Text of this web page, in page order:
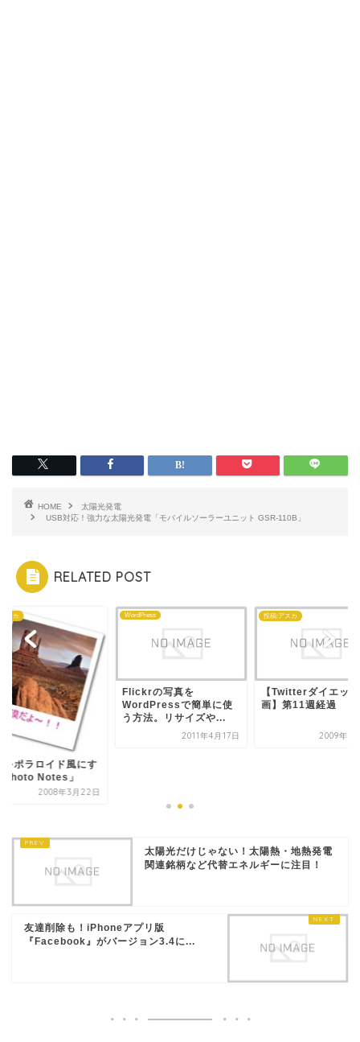
HOME
太陽光発電
USB対応！強力な太陽光発電「モバイルソーラーユニット GSR-110B」
RELATED POST
スカ
をポラロイド風にす
Photo Notes」
2008年3月22日
WordPress
Flickrの写真を
WordPressで簡単に使
う方法。リサイズや...
2011年4月17日
投稿:アスカ
【Twitterダイエッ
画】第11週経過
2009年8
太陽光だけじゃない！太陽熱・地熱発電
関連銘柄など代替エネルギーに注目！
友達削除も！iPhoneアプリ版
『Facebook』がバージョン3.4に...